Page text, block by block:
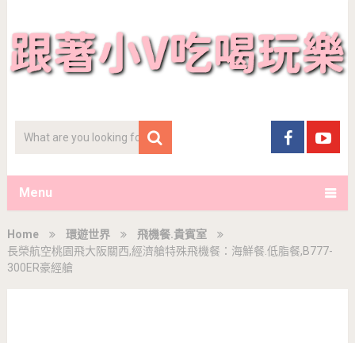
Menu
Home 環遊世界
飛機餐.貴賓室
長榮航空桃園飛大阪關西,經濟艙特殊飛機餐：海鮮餐.低脂餐,B777-
300ER豪經艙